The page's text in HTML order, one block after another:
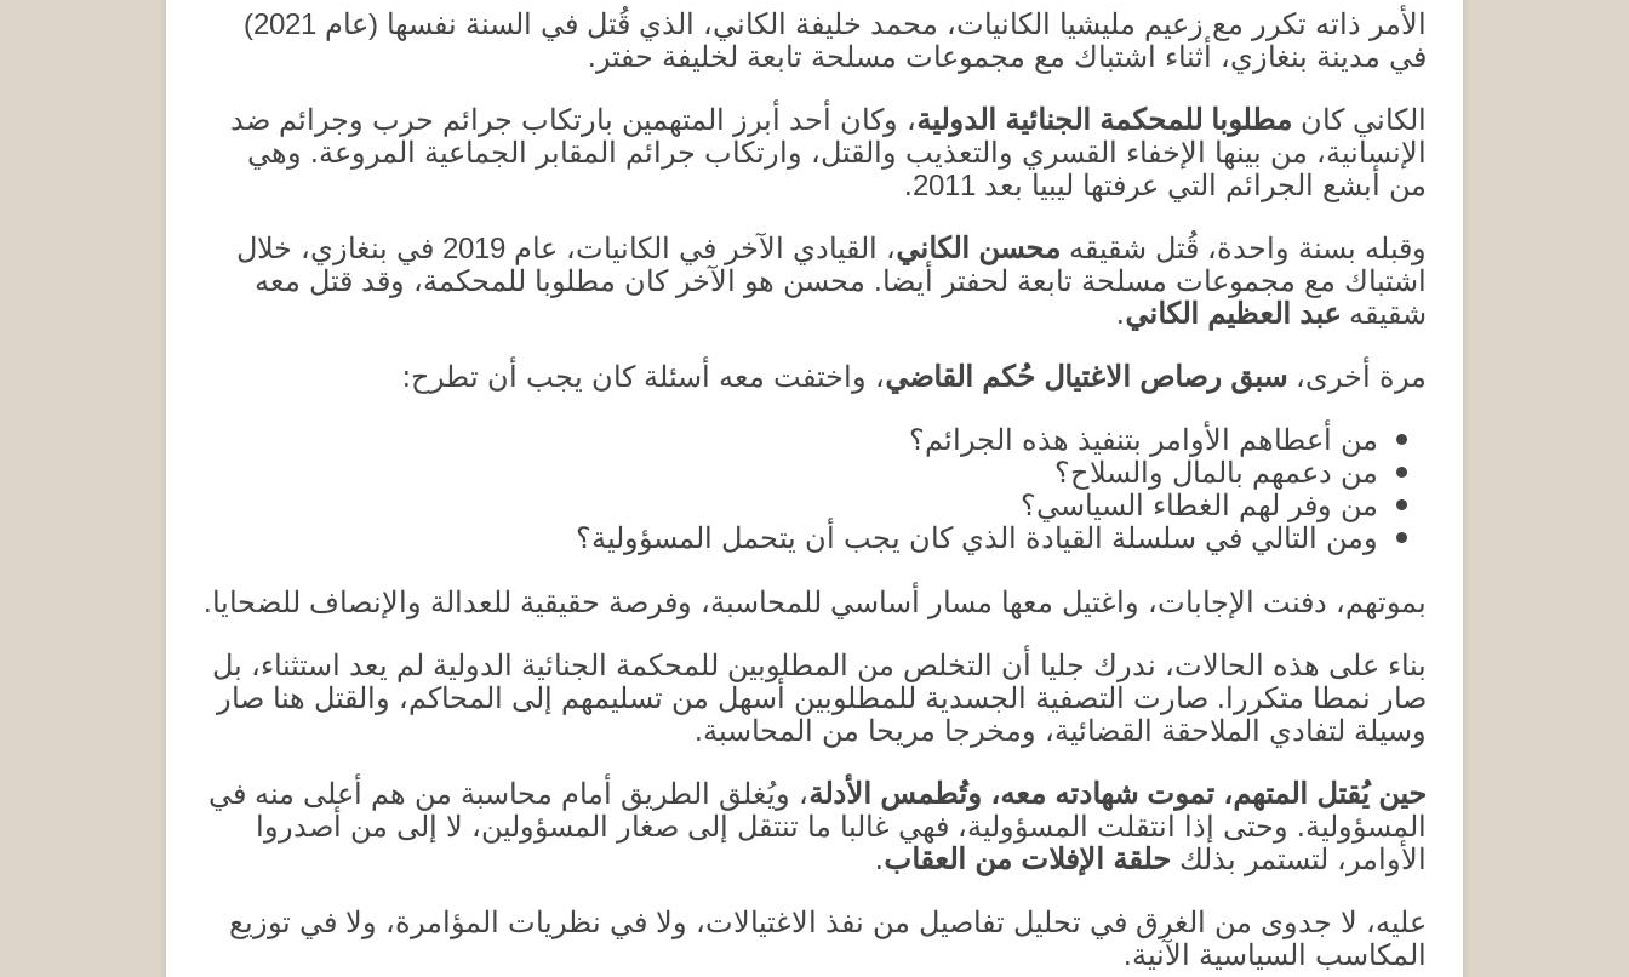
الأمر ذاته تكرر مع زعيم مليشيا الكانيات، محمد خليفة الكاني، الذي قُتل في السنة نفسها (عام 2021)
في مدينة بنغازي، أثناء اشتباك مع مجموعات مسلحة تابعة لخليفة حفتر .
الكاني كان مطلوبا للمحكمة الجنائية الدولية، وكان أحد أبرز المتهمين بارتكاب جرائم حرب وجرائم ضد
الإنسانية، من بينها الإخفاء القسري والتعذيب والقتل، وارتكاب جرائم المقابر الجماعية المروعة. وهي
من أبشع الجرائم التي عرفتها ليبيا بعد 2011.
وقبله بسنة واحدة، قُتل شقيقه محسن الكاني، القيادي الآخر في الكانيات، عام 2019 في بنغازي، خلال
اشتباك مع مجموعات مسلحة تابعة لحفتر أيضا. محسن هو الآخر كان مطلوبا للمحكمة، وقد قتل معه
شقيقه عبد العظيم الكاني.
مرة أخرى، سبق رصاص الاغتيال حكم القاضي، واختفت معه أسئلة كان يجب أن تطرح:
من أعطاهم الأوامر بتنفيذ هذه الجرائم؟
من دعمهم بالمال والسلاح؟
من وفر لهم الغطاء السياسي؟
ومن التالي في سلسلة القيادة الذي كان يجب أن يتحمل المسؤولية؟
بموتهم، دفنت الإجابات، واغتيل معها مسار أساسي للمحاسبة، وفرصة حقيقية للعدالة والإنصاف للضحايا.
بناء على هذه الحالات، ندرك جليا أن التخلص من المطلوبين للمحكمة الجنائية الدولية لم يعد استثناء، بل
صار نمطا متكررا . صارت التصفية الجسدية للمطلوبين أسهل من تسليمهم إلى المحاكم، والقتل هنا صار
وسيلة لتفادي الملاحقة القضائية، ومخرجا مريحا من المحاسبة.
حين يقتل المتهم، تموت شهادته معه، وتطمس الأدلة، ويُغلق الطريق أمام محاسبة من هم أعلى منه في
المسؤولية. وحتى إذا انتقلت المسؤولية، فهي غالبا ما تنتقل إلى صغار المسؤولين، لا إلى من أصدروا
الأوامر، لتستمر بذلك حلقة الإفلات من العقاب.
عليه، لا جدوى من الغرق في تحليل تفاصيل من نفذ الاغتيالات، ولا في نظريات المؤامرة، ولا في توزيع
المكاسب السياسية الآنية.